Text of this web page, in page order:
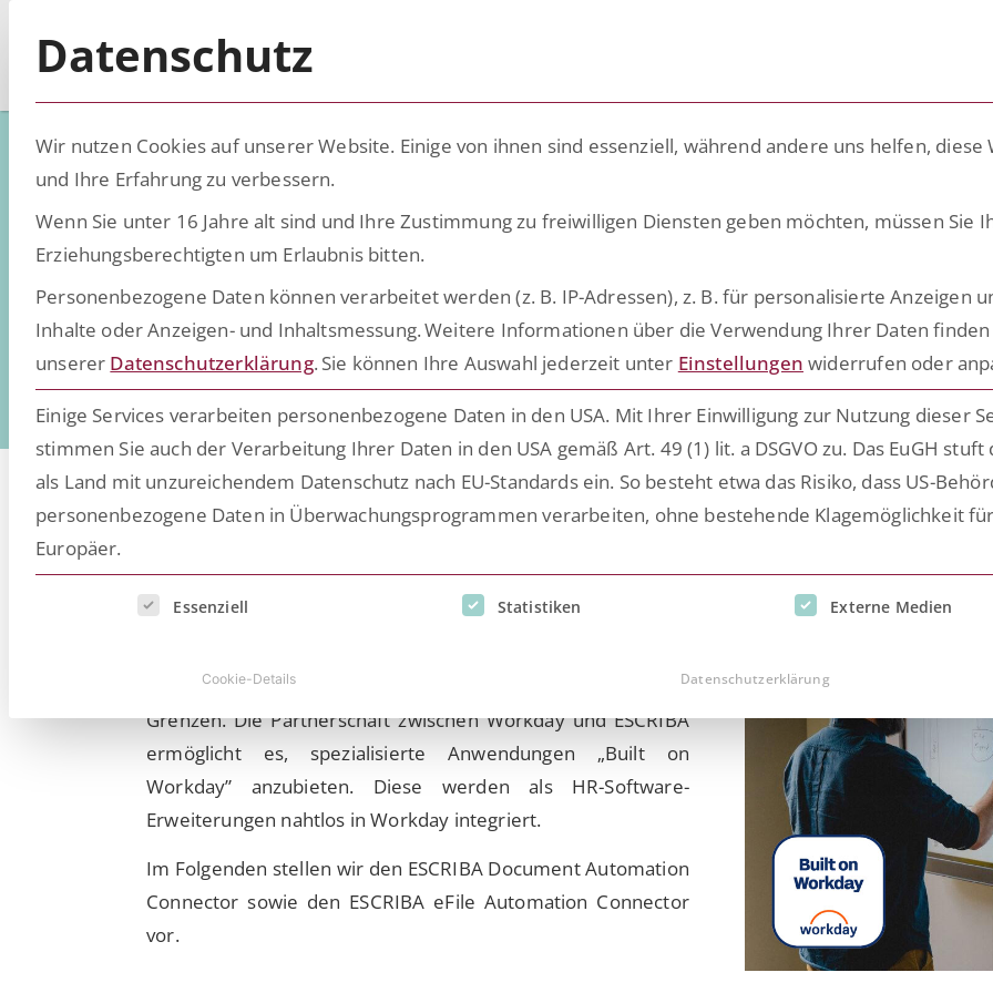
HR-Integrationen für
Erweitern Sie Ihre HR-Funktionen mit ESCRIBA
Unternehmensführung notwendigen Geschäftsprozesse
digitale Personalakte stoßen Anwender jedoch schnell an ihre
Grenzen. Die Partnerschaft zwischen Workday und ESCRIBA
ermöglicht es, spezialisierte Anwendungen „Built on
Workday” anzubieten. Diese werden als HR-Software-
Erweiterungen nahtlos in Workday integriert.
Im Folgenden stellen wir den ESCRIBA Document Automation
Connector sowie den ESCRIBA eFile Automation Connector
vor.
Datenschutz
Wir nutzen Cookies auf unserer Website. Einige von ihnen sind essenziell, während andere uns helfen, diese
und Ihre Erfahrung zu verbessern.
Wenn Sie unter 16 Jahre alt sind und Ihre Zustimmung zu freiwilligen Diensten geben möchten, müssen Sie
Erziehungsberechtigten um Erlaubnis bitten.
Personenbezogene Daten können verarbeitet werden (z. B. IP-Adressen), z. B. für personalisierte Anzeigen
Inhalte oder Anzeigen- und Inhaltsmessung.Weitere Informationen über die Verwendung Ihrer Daten finden
unserer Datenschutzerklärung. Sie können Ihre Auswahl jederzeit unter Einstellungen widerrufen oder
Einige Services verarbeiten personenbezogene Daten in den USA. Mit Ihrer Einwilligung zur Nutzung dieser
stimmen Sie auch der Verarbeitung Ihrer Daten in den USA gemäß Art. 49 (1) lit. a DSGVO zu. Das EuGH stuft
als Land mit unzureichendem Datenschutz nach EU-Standards ein. So besteht etwa das Risiko, dass US-
personenbezogene Daten in Überwachungsprogrammen verarbeiten, ohne bestehende Klagemöglichkeit für
Europäer.
Es folgt eine Liste der Service-Gruppen, für die eine Einwilligung erteilt werden kann. Die erste Service-Gruppe
Essenziell Statistiken Externe Medien
Cookie-Details Datenschutzerklärung